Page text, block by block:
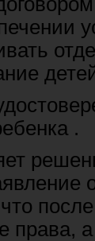
.
права,